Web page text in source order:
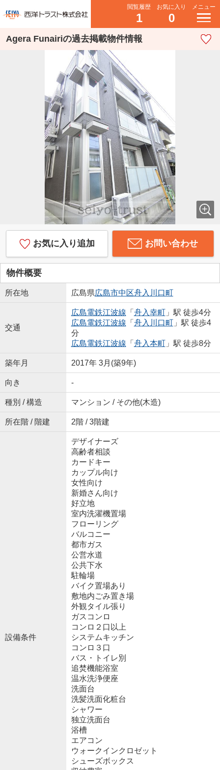
閲覧履歴
1
お気に入り
0
メニュー
Agera Funairiの過去掲載物件情報
お気に入り追加 お問い合わせ
物件概要
所在地 広島県広島市中区舟入川口町
交通
広島電鉄江波線 「 舟入幸町」駅 徒歩4分
広島電鉄江波線 「 舟入川口町」駅 徒歩4
分
広島電鉄江波線 「 舟入本町」駅 徒歩8分
築年月 2017年 3月(築9年)
向き -
種別 / 構造 マンション / その他(木造)
所在階 / 階建 2階 / 3階建
設備条件
デザイナーズ
高齢者相談
カードキー
カップル向け
女性向け
新婚さん向け
好立地
室内洗濯機置場
フローリング
バルコニー
都市ガス
公営水道
公共下水
駐輪場
バイク置場あり
敷地内ごみ置き場
外観タイル張り
ガスコンロ
コンロ２口以上
システムキッチン
コンロ３口
バス・トイレ別
追焚機能浴室
温水洗浄便座
洗面台
洗髪洗面化粧台
シャワー
独立洗面台
浴槽
エアコン
ウォークインクロゼット
シューズボックス